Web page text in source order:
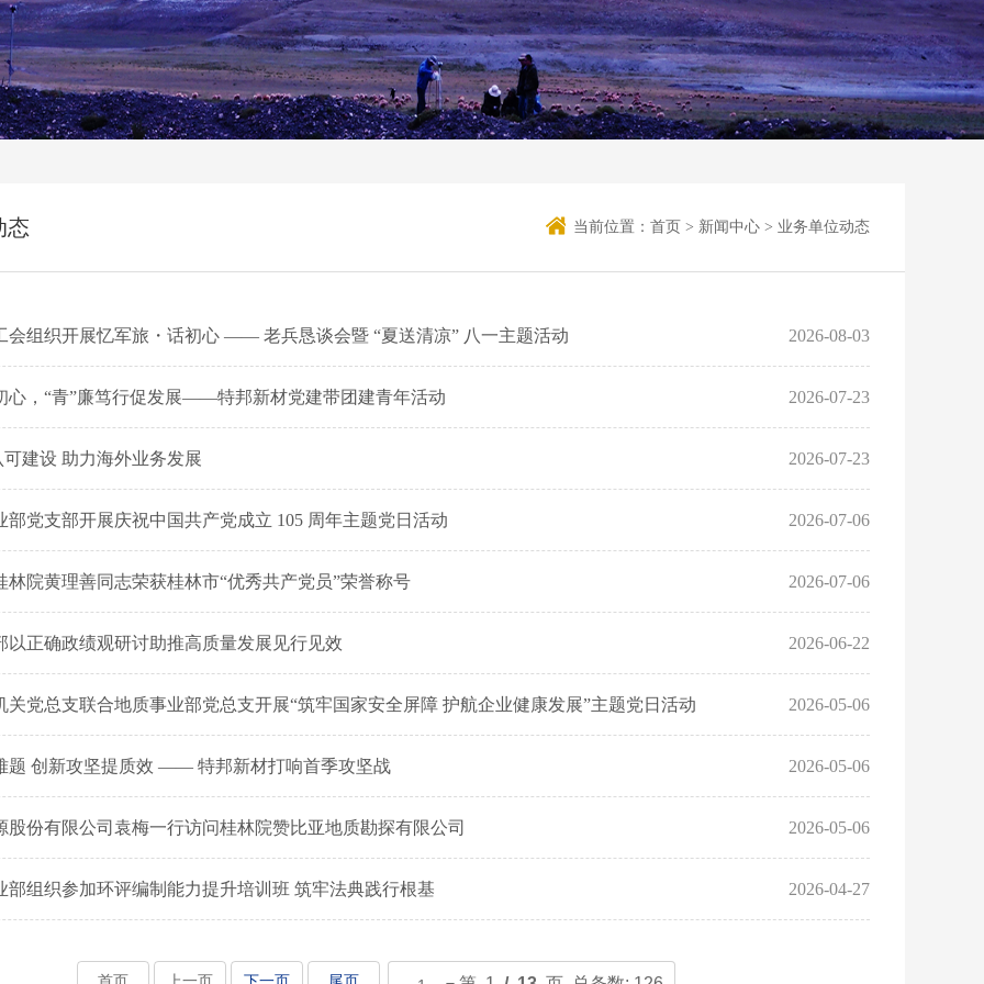
态 当前位置： 首页 > 新闻中心 > 业务单位动态
会组织开展忆军旅・话初心 —— 老兵恳谈会暨 “夏送清凉” 八一主题活动 2026-08-03
心，“青”廉笃行促发展——特邦新材党建带团建青年活动 2026-07-23
建设 助力海外业务发展 2026-07-23
部党支部开展庆祝中国共产党成立 105 周年主题党日活动 2026-07-06
林院黄理善同志荣获桂林市“优秀共产党员”荣誉称号 2026-07-06
以正确政绩观研讨助推高质量发展见行见效 2026-06-22
关党总支联合地质事业部党总支开展“筑牢国家安全屏障 护航企业健康发展”主题党日活动 2026-05-06
题 创新攻坚提质效 —— 特邦新材打响首季攻坚战 2026-05-06
股份有限公司袁梅一行访问桂林院赞比亚地质勘探有限公司 2026-05-06
部组织参加环评编制能力提升培训班 筑牢法典践行根基 2026-04-27